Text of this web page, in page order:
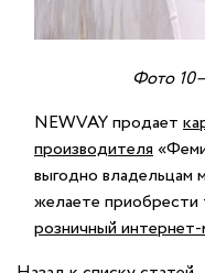
Фото
NEWVAY продает
производителя
выгодно владельцам
желаете приобрести
розничный интернет-